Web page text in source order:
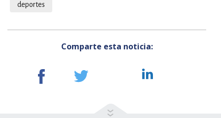
deportes
Comparte esta noticia: